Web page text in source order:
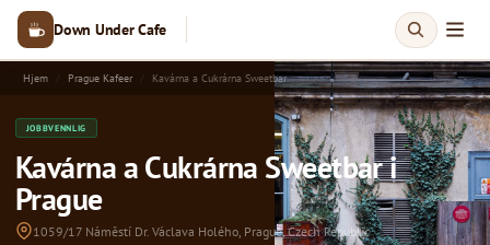
Down Under Cafe
Hjem Prague Kafeer Kavárna a Cukrárna Sweetbar
JOBBVENNLIG
Kavárna a Cukrárna Sweetbar i
Prague
1059/17 Náměstí Dr. Václava Holého, Prague, Czech Republic